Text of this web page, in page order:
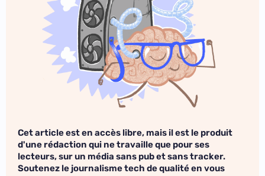
Cet article est en accès libre, mais il est le produit
d'une rédaction qui ne travaille que pour ses
lecteurs, sur un média sans pub et sans tracker.
Soutenez le journalisme tech de qualité en vous